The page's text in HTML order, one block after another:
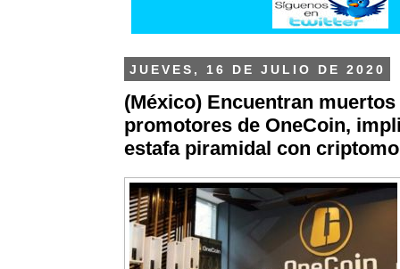
JUEVES, 16 DE JULIO DE 2020
(México) Encuentran muertos
promotores de OneCoin,
estafa piramidal con